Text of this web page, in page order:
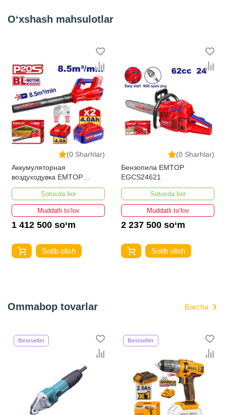
O‘xshash mahsulotlar
(0 Sharhlar)
Аккумуляторная
воздуходувка EMTOP
ELAB204282
Sotuvda bor
Muddatli to‘lov
1 412 500 so‘m
Sotib olish
(0 Sharhlar)
Бензопила EMTOP
EGCS24621
Sotuvda bor
Muddatli to‘lov
2 237 500 so‘m
Sotib olish
Ommabop tovarlar Barcha
Bestseller Bestseller